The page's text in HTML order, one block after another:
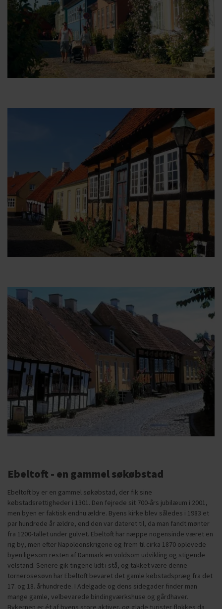
Ebeltoft - en gammel søkøbstad
Ebeltoft by er en gammel søkøbstad, der fik sine
købstadsrettigheder i 1301. Den fejrede sit 700-års jubilæum i 2001,
men byen er faktisk endnu ældre. Byens kirke blev således i 1983 et
par hundrede år ældre, end den var dateret til, da man fandt mønter
fra 1200-tallet under gulvet. Ebeltoft har næppe nogensinde været en
rig by, men efter Napoleonskrigene og frem til cirka 1870 oplevede
byen ligesom resten af Danmark en voldsom udvikling og stigende
velstand. Senere gik tingene lidt i stå, og takket være denne
tornerosesøvn har Ebeltoft bevaret det gamle købstadspræg fra det
17. og 18. århundrede. I Adelgade og dens sidegader finder man
mange gamle, velbevarede bindingværkshuse og gårdhaver.
Bykernen er ét af byens store aktiver, og glade turister flokkes da